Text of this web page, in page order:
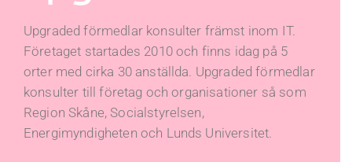
Upgraded förmedlar konsulter främst inom IT.
Företaget startades 2010 och finns idag på 5
orter med cirka 30 anställda. Upgraded förmedlar
konsulter till företag och organisationer så som
Region Skåne, Socialstyrelsen,
Energimyndigheten och Lunds Universitet.